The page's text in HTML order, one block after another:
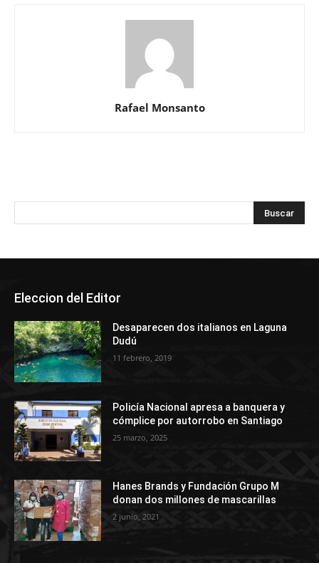
Rafael Monsanto
Eleccion del Editor
Desaparecen dos italianos en Laguna
Dudú
11 febrero, 2019
Policía Nacional apresa a banquera y
cómplice por autorrobo en Santiago
25 marzo, 2025
Hanes Brands y Fundación Grupo M
donan dos millones de mascarillas
2 junio, 2021